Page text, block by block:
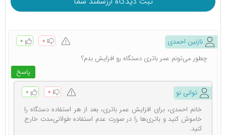
سلامتی خود و عزیزانتان را تضمین کنید.
جهت خرید اینترنتی دستگاه فشارخون بازویی، دستگاه
فشارخون عقربه ای
با بهترین قیمت
و کیفیت از بهترین برند های موجود در بازار مانند امرون،
گلامور، بیور، بریسک، بی ول، زنیت مد و ... می توانید به صورت
مستقیم از سایت خرید کرده و یا با مشاوران توانی نو در ارتباط
باشید.
نازنین احمدی ۰ ۰
پاسخ
چطور می‌تونم عمر باتری دستگاه رو افزایش بدم؟
توانی نو ۰ ۰
خانم احمدی، برای افزایش عمر باتری، بعد از هر استفاده دستگاه را
خاموش کنید و باتری‌ها را در صورت عدم استفاده طولانی‌مدت خارج
کنید.